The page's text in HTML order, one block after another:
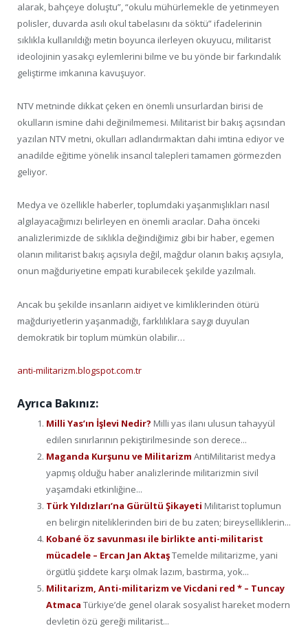
alarak, bahçeye doluştu”, “okulu mühürlemekle de yetinmeyen
polisler, duvarda asılı okul tabelasını da söktü” ifadelerinin
sıklıkla kullanıldığı metin boyunca ilerleyen okuyucu, militarist
ideolojinin yasakçı eylemlerini bilme ve bu yönde bir farkındalık
geliştirme imkanına kavuşuyor.
NTV metninde dikkat çeken en önemli unsurlardan birisi de
okulların ismine dahi değinilmemesi. Militarist bir bakış açısından
yazılan NTV metni, okulları adlandırmaktan dahi imtina ediyor ve
anadilde eğitime yönelik insancıl talepleri tamamen görmezden
geliyor.
Medya ve özellikle haberler, toplumdaki yaşanmışlıkları nasıl
algılayacağımızı belirleyen en önemli aracılar. Daha önceki
analizlerimizde de sıklıkla değindiğimiz gibi bir haber, egemen
olanın militarist bakış açısıyla değil, mağdur olanın bakış açısıyla,
onun mağduriyetine empati kurabilecek şekilde yazılmalı.
Ancak bu şekilde insanların aidiyet ve kimliklerinden ötürü
mağduriyetlerin yaşanmadığı, farklılıklara saygı duyulan
demokratik bir toplum mümkün olabilir…
anti-militarizm.blogspot.com.tr
Ayrıca Bakınız:
Milli Yas’ın İşlevi Nedir? Milli yas ilanı ulusun tahayyül
edilen sınırlarının pekiştirilmesinde son derece...
Maganda Kurşunu ve Militarizm AntiMilitarist medya
yapmış olduğu haber analizlerinde militarizmin sivil
yaşamdaki etkinliğine...
Türk Yıldızları’na Gürültü Şikayeti Militarist toplumun
en belirgin niteliklerinden biri de bu zaten; bireyselliklerin...
Kobané öz savunması ile birlikte anti-militarist
mücadele – Ercan Jan AktaşTemelde militarizme, yani
örgütlü şiddete karşı olmak lazım, bastırma, yok...
Militarizm, Anti-militarizm ve Vicdani red * – Tuncay
Atmaca Türkiye’de genel olarak sosyalist hareket modern
devletin özü gereği militarist...